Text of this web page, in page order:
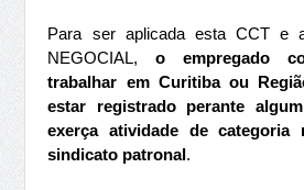
Para ser aplicada esta CCT e
NEGOCIAL,o empregado
trabalhar em Curitiba ou
estar registrado perante
exerça atividade de categoria
sindicato patronal.